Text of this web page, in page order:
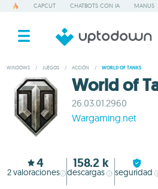
CAPCUT CHATBOTS CON IA MANUS
WINDOWS / JUEGOS / ACCIÓN / WORLD OF TANKS
World of
26.03.01.2960
Wargaming.net
4
2valoraciones
158.2 k
descargas seguridad